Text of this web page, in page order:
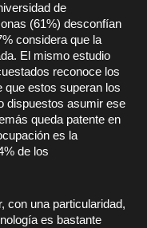
de
(61%) desconfían
considera que la
El mismo estudio
reconoce los
que estos superan los
dispuestos asumir ese
queda patente en
es la
de los
con una particularidad,
es bastante